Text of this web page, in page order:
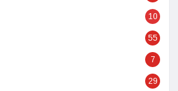
10
55
7
29